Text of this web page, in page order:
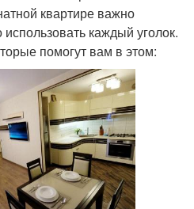
квартире важно
каждый уголок.
помогут вам в этом: